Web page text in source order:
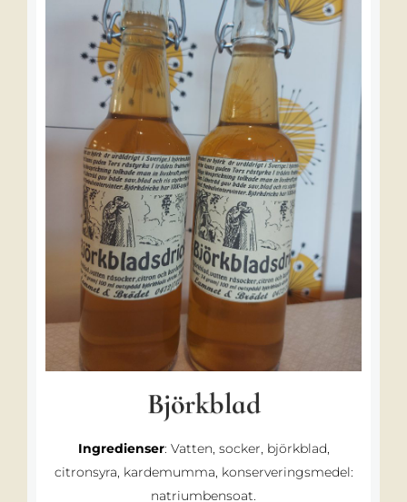
Björkblad
Ingredienser: Vatten, socker, björkblad,
citronsyra, kardemumma, konserveringsmedel:
natriumbensoat.